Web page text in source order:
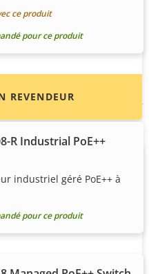
ce produit
pour ce produit
R Industrial PoE++
industriel géré PoE++ à
pour ce produit
des intégrateurs
de produits et de
Axis.
REVENDEUR